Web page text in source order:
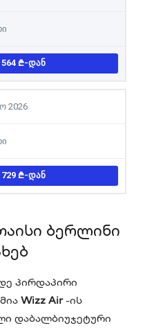
-ᲓᲐᲜ
2026
-ᲓᲐᲜ
ბერლინი
პირდაპირი
Wizz Air -ის
დაბალბიუჯეტური